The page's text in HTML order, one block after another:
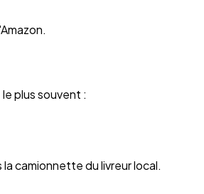
plus souvent :
camionnette du livreur local.